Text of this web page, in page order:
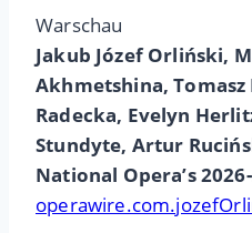
Warschau
Jakub Józef Orliński,
Akhmetshina,
Radecka, Evelyn
Stundyte, Artur
National Opera’s